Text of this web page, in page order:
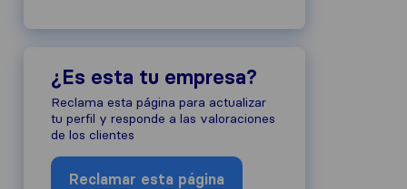
de la empresa,
de otras fuentes.
a nuestras guías de
¿Es esta tu empresa?
Reclama esta página para actualizar
tu perfil y responde a las valoraciones
de los clientes
Reclamar esta página